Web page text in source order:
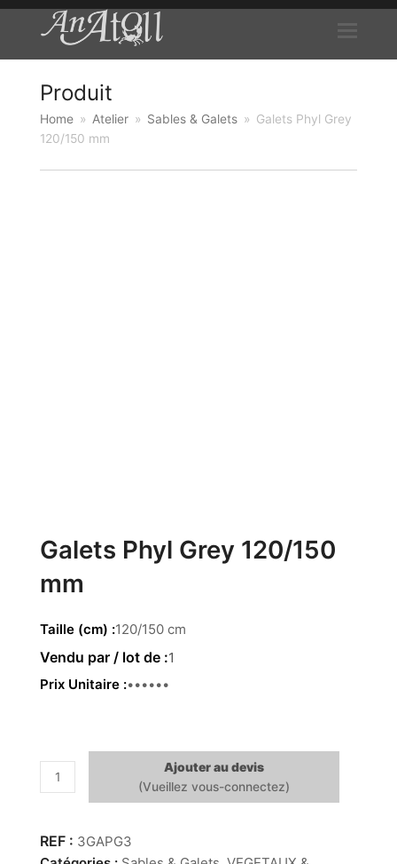
Produit
Home » Atelier » Sables & Galets » Galets Phyl Grey
120/150 mm
Galets Phyl Grey 120/150
mm
Taille (cm) 120/150 cm
1
Prix Unitaire 29.50€
quantité
de
Phyl
Grey
Ajouter au devis
3GAPG3